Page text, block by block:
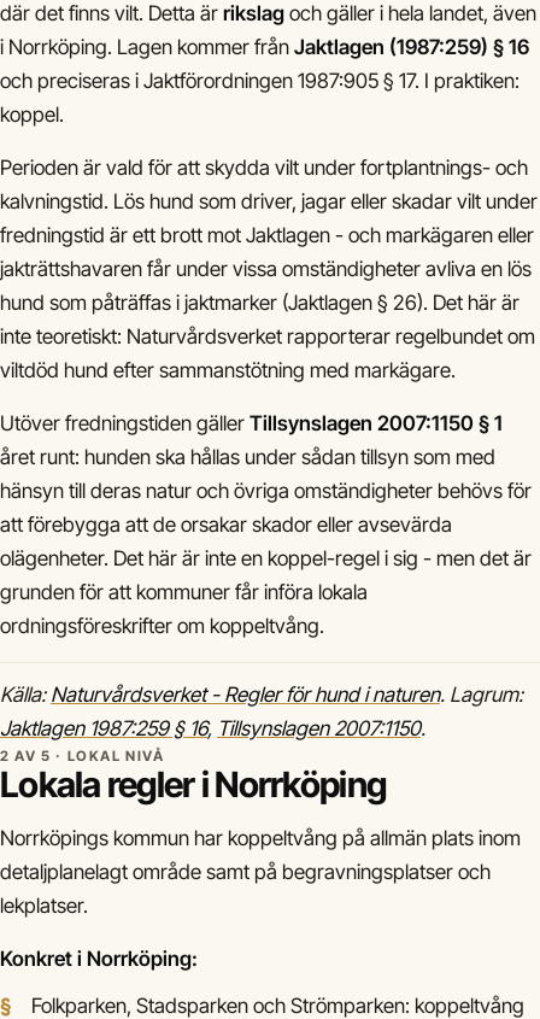
där det finns vilt. Detta är rikslag och gäller i hela landet, även
i Norrköping. Lagen kommer från Jaktlagen (1987:259) § 16
och preciseras i Jaktförordningen 1987:905 § 17. I praktiken:
koppel.
Perioden är vald för att skydda vilt under fortplantnings- och
kalvningstid. Lös hund som driver, jagar eller skadar vilt under
fredningstid är ett brott mot Jaktlagen - och markägaren eller
jakträttshavaren får under vissa omständigheter avliva en lös
hund som påträffas i jaktmarker (Jaktlagen § 26). Det här är
inte teoretiskt: Naturvårdsverket rapporterar regelbundet om
viltdöd hund efter sammanstötning med markägare.
Utöver fredningstiden gäller Tillsynslagen 2007:1150 § 1
året runt: hunden ska hållas under sådan tillsyn som med
hänsyn till deras natur och övriga omständigheter behövs för
att förebygga att de orsakar skador eller avsevärda
olägenheter. Det här är inte en koppel-regel i sig - men det är
grunden för att kommuner får införa lokala
ordningsföreskrifter om koppeltvång.
Källa: Naturvårdsverket - Regler för hund i naturen. Lagrum:
Jaktlagen 1987:259 § 16, Tillsynslagen 2007:1150.
2 AV 5 · LOKAL NIVÅ
Lokala regler i Norrköping
Norrköpings kommun har koppeltvång på allmän plats inom
detaljplanelagt område samt på begravningsplatser och
lekplatser.
Konkret i Norrköping:
Folkparken, Stadsparken och Strömparken: koppeltvång